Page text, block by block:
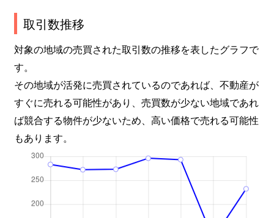
取引数推移
対象の地域の売買された取引数の推移を表したグラフで
す。
その地域が活発に売買されているのであれば、不動産が
すぐに売れる可能性があり、売買数が少ない地域であれ
ば競合する物件が少ないため、高い価格で売れる可能性
もあります。